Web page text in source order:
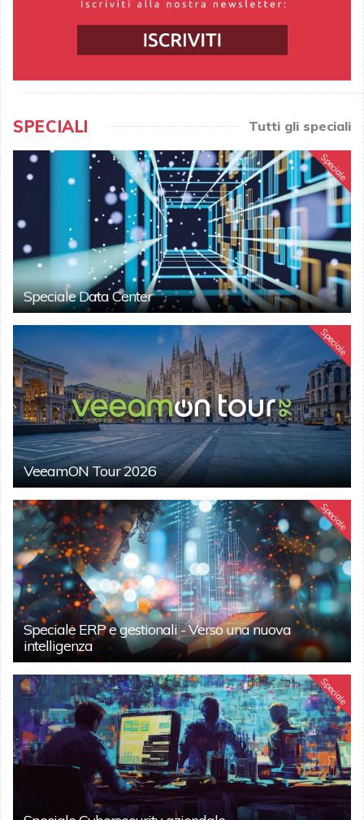
SPECIALI Tutti gli speciali
Speciale
Speciale Data Center
Speciale
VeeamON Tour 2026
Speciale
Speciale ERP e gestionali - Verso una nuova
intelligenza
Speciale